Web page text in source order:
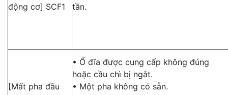
động cơ] SCF1
tần.
[Mất pha đầu
• Ổ đĩa được cung cấp không đúng
hoặc cầu chì bị ngắt.
• Một pha không có sẵn.